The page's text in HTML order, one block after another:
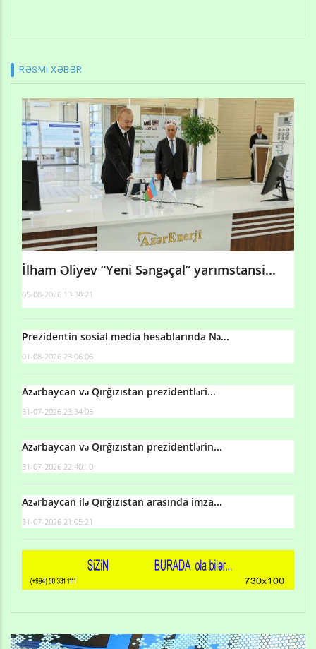
RƏSMI XƏBƏR
İlham Əliyev “Yeni Səngəçal” yarımstansi...
05-08-2026 13:38:21
Prezidentin sosial media hesablarında Nə...
01-08-2026 23:06:06
Azərbaycan və Qırğızıstan prezidentləri...
31-07-2026 23:34:05
Azərbaycan və Qırğızıstan prezidentlərin...
31-07-2026 22:40:10
Azərbaycan ilə Qırğızıstan arasında imza...
31-07-2026 21:05:21